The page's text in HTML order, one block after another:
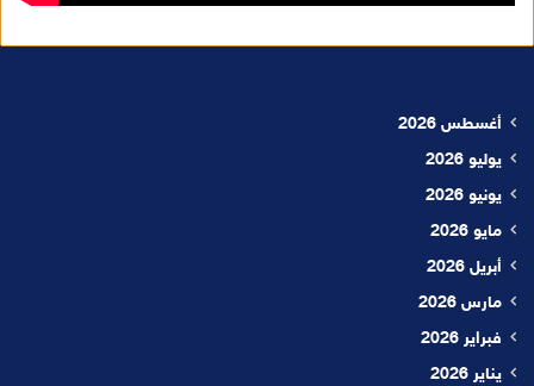
أغسطس 2026
يوليو 2026
يونيو 2026
مايو 2026
أبريل 2026
مارس 2026
فبراير 2026
يناير 2026